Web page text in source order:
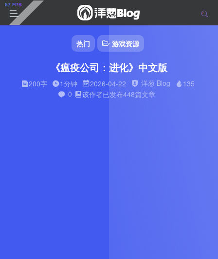
热门 游戏资源
《瘟疫公司：进化》中文版
200字 1分钟 2026-04-22 洋葱 Blog
135
0
该作者已发布448篇文章